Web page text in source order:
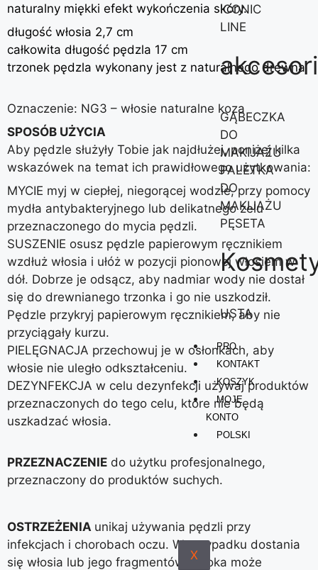
ICONIC
LINE
GĄBECZKA
DO
MAKIJAŻU
PALETKA
DO
MAKIJAŻU
PĘSETA
USTA
PRO
KONTAKT
KOSZYK
MOJE
KONTO
POLSKI
X
naturalny miękki efekt wykończenia skóry.
długość włosia 2,7 cm
całkowita długość pędzla 17 cm
trzonek pędzla wykonany jest z naturalnego drewna
Oznaczenie: NG3 – włosie naturalne koza
SPOSÓB UŻYCIA
Aby pędzle służyły Tobie jak najdłużej, poniżej kilka
wskazówek na temat ich prawidłowego użytkowania:
MYCIE myj w ciepłej, niegorącej wodzie, przy pomocy
mydła antybakteryjnego lub delikatnego żelu
przeznaczonego do mycia pędzli.
SUSZENIE osusz pędzle papierowym ręcznikiem
wzdłuż włosia i ułóż w pozycji pionowej włosiem w
dół. Dobrze je odsącz, aby nadmiar wody nie dostał
się do drewnianego trzonka i go nie uszkodził.
Pędzle przykryj papierowym ręcznikiem, aby nie
przyciągały kurzu.
PIELĘGNACJA przechowuj je w osłonkach, aby
włosie nie uległo odkształceniu.
DEZYNFEKCJA w celu dezynfekcji używaj produktów
przeznaczonych do tego celu, które nie będą
uszkadzać włosia.
PRZEZNACZENIE do użytku profesjonalnego,
przeznaczony do produktów suchych.
OSTRZEŻENIA unikaj używania pędzli przy
infekcjach i chorobach oczu. W przypadku dostania
się włosia lub jego fragmentów do oka może